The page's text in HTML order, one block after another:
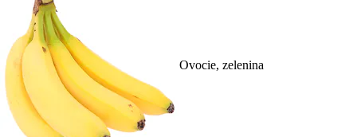
Ovocie, zelenina